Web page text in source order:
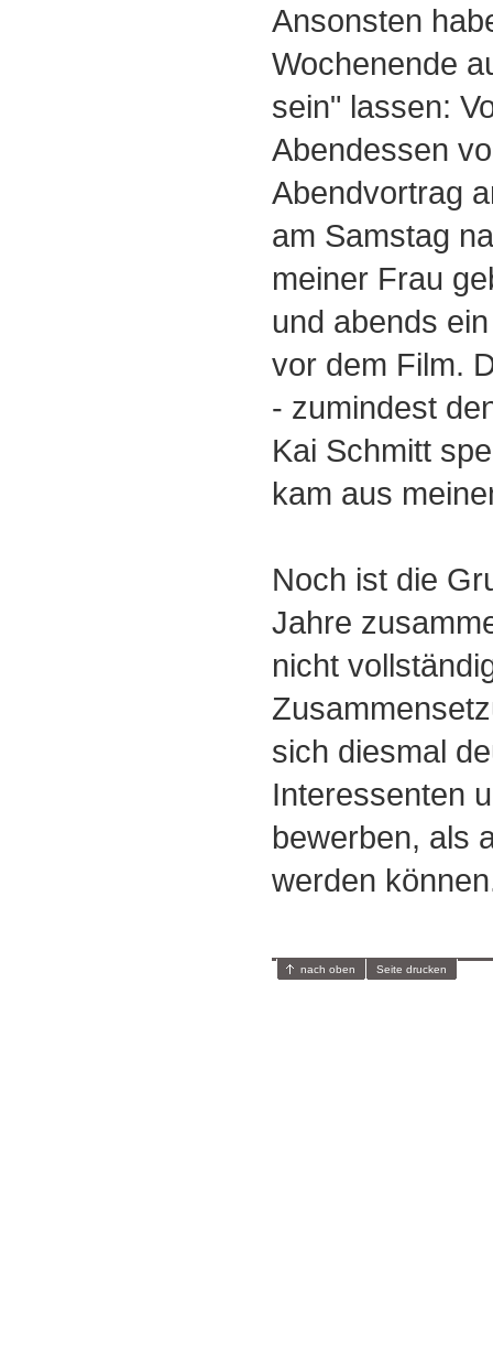
Ansonsten
Wochenende
sein" lassen:
Abendessen
Abendvortrag
am Samstag
meiner Frau
und abends
vor dem Film.
- zumindest
Kai Schmitt
kam aus
Noch ist die
Jahre
nicht
sich diesmal
Interessenten
bewerben, als
werden
nach oben Seite drucken